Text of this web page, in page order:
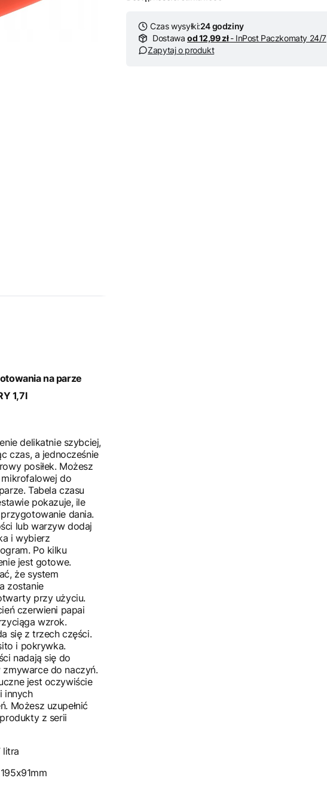
na parze
1,7l
delikatnie szybciej,
czas, a jednocześnie
posiłek. Możesz
do
Tabela czasu
pokazuje, ile
dania.
lub warzyw dodaj
i wybierz
Po kilku
jest gotowe.
że system
zostanie
przy użyciu.
czerwieni papai
wzrok.
się z trzech części.
i pokrywka.
nadają się do
do naczyń.
jest oczywiście
innych
Możesz uzupełnić
z serii
litra
Czas wysyłki:24 godziny
Dostawa od 12,99 zł- InPost Paczkomaty 24/7
Zapytaj o produkt